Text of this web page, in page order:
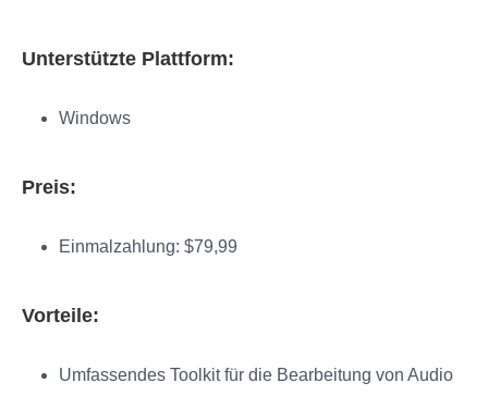
Unterstützte Plattform:
Windows
Preis:
Einmalzahlung: $79,99
Vorteile:
Umfassendes Toolkit für die Bearbeitung von Audio